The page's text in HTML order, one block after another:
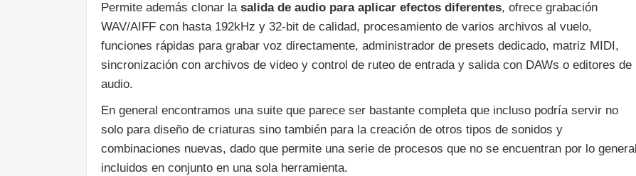
Permite además clonar la salida de audio para aplicar efectos diferentes, ofrece grabación
WAV/AIFF con hasta 192kHz y 32-bit de calidad, procesamiento de varios archivos al vuelo,
funciones rápidas para grabar voz directamente, administrador de presets dedicado, matriz MIDI,
sincronización con archivos de video y control de ruteo de entrada y salida con DAWs o editores de
audio.
En general encontramos una suite que parece ser bastante completa que incluso podría servir no
solo para diseño de criaturas sino también para la creación de otros tipos de sonidos y
combinaciones nuevas, dado que permite una serie de procesos que no se encuentran por lo general
incluidos en conjunto en una sola herramienta.